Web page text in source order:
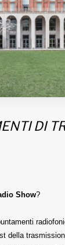
De
C.
(Italia)
DI
Show?
della